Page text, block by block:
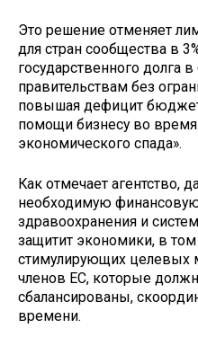
Это решение отменяет
для стран сообщества в
государственного долга
правительствам без
повышая дефицит
помощи бизнесу во время
экономического спада».
Как отмечает агентство,
необходимую
здравоохранения и
защитит экономики, в
стимулирующих целевых
членов ЕС, которые
сбалансированы,
времени.